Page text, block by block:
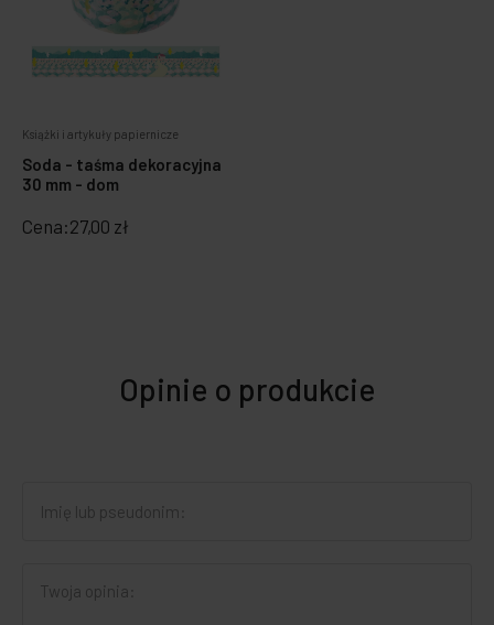
Książki i artykuły papiernicze
Soda - taśma dekoracyjna
30 mm - dom
Cena:27,00 zł
Opinie o produkcie